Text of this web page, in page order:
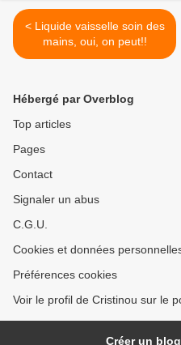
< Liquide vaisselle soin des
mains, oui, on peut!!
Hébergé par Overblog
Top articles
Pages
Contact
Signaler un abus
C.G.U.
Cookies et données
Préférences cookies
Voir le profil de Cristinou sur le
Créer un